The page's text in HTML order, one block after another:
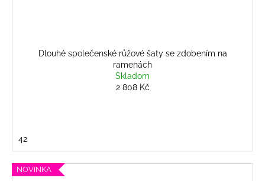
Dlouhé společenské růžové šaty se zdobením na
ramenách
Skladom
2 808 Kč
42
NOVINKA